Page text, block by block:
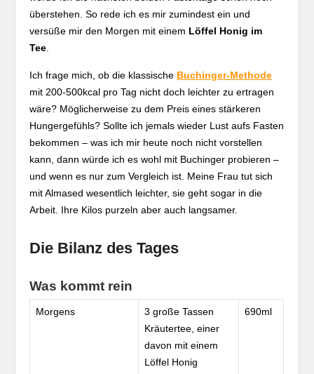
überstehen. So rede ich es mir zumindest ein und
versüße mir den Morgen mit einem Löffel Honig im
Tee
Ich frage mich, ob die klassische Buchinger-Methode
mit 200-500kcal pro Tag nicht doch leichter zu ertragen
wäre? Möglicherweise zu dem Preis eines stärkeren
Hungergefühls? Sollte ich jemals wieder Lust aufs Fasten
bekommen – was ich mir heute noch nicht vorstellen
kann, dann würde ich es wohl mit Buchinger probieren –
und wenn es nur zum Vergleich ist. Meine Frau tut sich
mit Almased wesentlich leichter, sie geht sogar in die
Arbeit. Ihre Kilos purzeln aber auch langsamer.
Die Bilanz des Tages
Was kommt rein
Morgens
3 große Tassen
Kräutertee, einer
davon mit einem
Löffel Honig
690ml